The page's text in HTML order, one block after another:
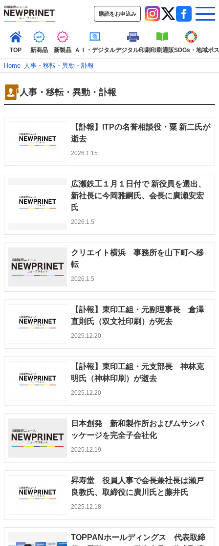
購読をお申込み
TOP 新商品 新製品 ＡＩ・デジタルデジタル印刷印刷通販SDGs・地域ポ
インデックス
インタビュー
コレクション
カテゴリー一覧
ＡＩ・デジタル
SDGs・地域
ポストプレス ビジネス イベント 信用情報
業界
人事・移転・異動・訃報
特集記事カテゴリー一覧
JAPAN PACK 2023 特集
中古印刷機・製本機特集
2022 検査・校正特集
特集・デジタル印刷 ～ 新成長軌道を描く
案内
発刊案内
JFPI印刷用語集 印刷機材年鑑
会社案内
購読・購入申し込み
サイトポリシー
Home–人事・移転・異動・訃報
人事・移転・異動・訃報
【訃報】ITPの名誉相談役・粟 新二氏が
逝去
2026.1.15
広瀬鉄工１月１日付で 新役員を選出、
新社長に今岡雅嗣氏、会長に廣瀬安宏
氏
2026.1.5
クリエイト横浜 事務所を山下町へ移
転
2026.1.5
【訃報】東印工組・元副理事長 倉澤
直則氏（双文社印刷）が死去
2025.12.20
【訃報】東印工組・元支部長 神林克
明氏（神林印刷）が逝去
2025.12.20
日本創発 新和製作所およびムサシパ
ッケージを完全子会社化
2025.12.19
昇寿堂 役員人事で会長兼社長は瀨戸
良教氏、取締役に廣川氏と藤井氏
2025.12.18
TOPPANホールディングス 代表取締